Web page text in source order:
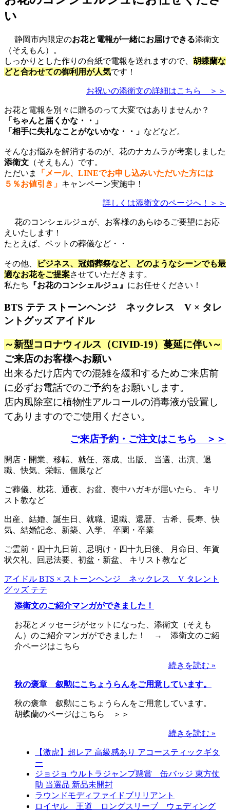
い
静岡市内限定のお花と電報が一緒にお届けできる添衛文
（そえもん）。
しっかりとした作りの台紙で電報を送れますので、 胡蝶蘭な
どと合わせての御利用が人気です！
お祝いの添衛文の詳細はこちら ＞＞
お花と電報を別々に贈るのって大変ではありませんか？
「ちゃんと届くかな・・」
「相手に失礼なことがないかな・・」 などなど。
そんなお悩みを解消するのが、花のナカムラが考案しました
添衛文 （そえもん）です。
ただいま
「メール、LINEでお申し込みいただいた方には
５％お値引き」 キャンペーン実施中！
詳しくは添衛文のページへ！＞＞
花のコンシェルジュが、お客様のあらゆるご要望にお応
えいたします！
たとえば、ペットの葬儀など・・
その他、
ビジネス、冠婚葬祭など、どのようなシーンでも最
適なお花をご提案させていただきます。
私たち
『お花のコンシェルジュ』 にお任せください！
BTS テテ ストーンヘンジ ネックレス V × タレ
ントグッズ アイドル
～新型コロナウィルス（CIVID-19）蔓延に伴い～
ご来店のお客様へお願い
出来るだけ店内での混雑を緩和するためご来店前
に必ずお電話でのご予約をお願いします。
店内風除室に植物性アルコールの消毒液が設置し
てありますのでご使用ください。
ご来店予約・ご注文はこちら ＞＞
開店・開業、移転、就任、落成、出版、 当選、出演、退
職、快気、栄転、個展など
ご葬儀、枕花、通夜、お盆、喪中ハガキが届いたら、 キリ
スト教など
出産、結婚、誕生日、就職、退職、還暦、 古希、長寿、快
気、結婚記念、新築、入学、 卒園・卒業
ご霊前・四十九日前、忌明け・四十九日後、 月命日、年賀
状欠礼、回忌法要、初盆・新盆、 キリスト教など
アイドル BTS × ストーンヘンジ ネックレス V タレント
グッズ テテ
添衛文のご紹介マンガができました！
お花とメッセージがセットになった、添衛文（そえも
ん）のご紹介マンガができました！ → 添衛文のご紹
介ページはこちら
続きを読む »
秋の褒章 叙勲にこちょうらんをご用意しています。
秋の褒章 叙勲にこちょうらんをご用意しています。
胡蝶蘭のページはこちら ＞＞
続きを読む »
【激虎】超レア 高級感あり アコースティックギタ
ー
ジョジョ ウルトラジャンプ懸賞 缶バッジ 東方仗
助 当選品 新品未開封
ラウンドモディファイドブリリアント
ロイヤル 王道 ロングスリーブ ウェディング